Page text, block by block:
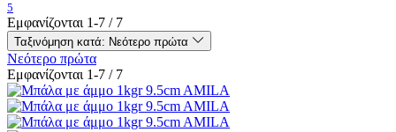
5
Εμφανίζονται 1-7 / 7
Ταξινόμηση κατά: Νεότερο πρώτα
Νεότερο πρώτα
Εμφανίζονται 1-7 / 7